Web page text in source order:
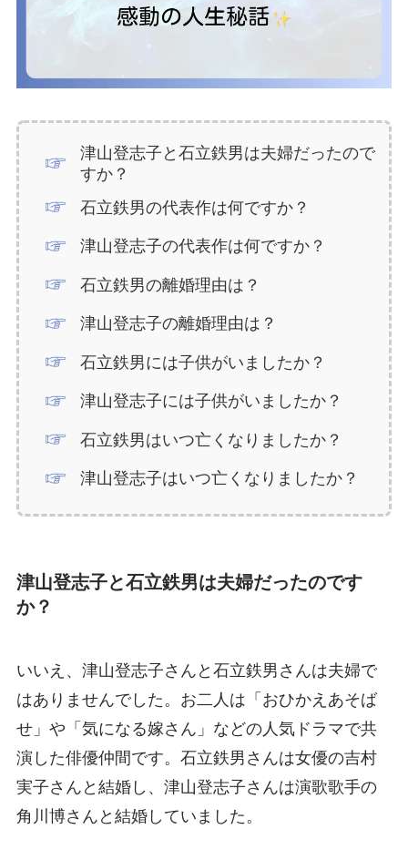
津山登志子と石立鉄男は夫婦だったので
すか？
石立鉄男の代表作は何ですか？
津山登志子の代表作は何ですか？
石立鉄男の離婚理由は？
津山登志子の離婚理由は？
石立鉄男には子供がいましたか？
津山登志子には子供がいましたか？
石立鉄男はいつ亡くなりましたか？
津山登志子はいつ亡くなりましたか？
津山登志子と石立鉄男は夫婦だったのです
か？
いいえ、津山登志子さんと石立鉄男さんは夫婦で
はありませんでした。お二人は「おひかえあそば
せ」や「気になる嫁さん」などの人気ドラマで共
演した俳優仲間です。石立鉄男さんは女優の吉村
実子さんと結婚し、津山登志子さんは演歌歌手の
角川博さんと結婚していました。